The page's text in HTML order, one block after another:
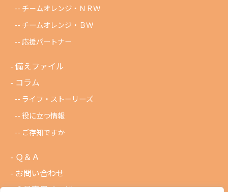
チ－ムオレンジ・ＮＲＷ
チームオレンジ・ＢＷ
応援パートナー
備えファイル
コラム
ライフ・ストーリーズ
役に立つ情報
ご存知ですか
Ｑ＆Ａ
お問い合わせ
会員専用ページ